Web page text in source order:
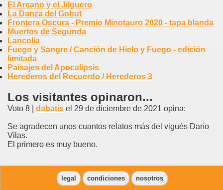
El Arcano y el Jilguero
La Danza del Gohut
Frontera Oscura - Premio Minotauro 2020 - tapa blanda
Muertos de Segunda
Lancolía
Fuego y Sangre / Canción de Hielo y Fuego - edición
limitada
Paisajes del Apocalipsis
Herederos del Recuerdo / Herederos 3
Los visitantes opinaron...
Voto 8 | dabatis el 29 de diciembre de 2021 opina:
Se agradecen unos cuantos relatos más del vigués Darío
Vilas.
El primero es muy bueno.
legal condiciones nosotros